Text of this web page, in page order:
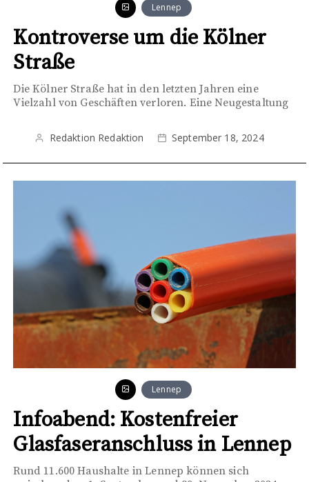
Lennep
Kontroverse um die Kölner
Straße
Die Kölner Straße hat in den letzten Jahren eine
Vielzahl von Geschäften verloren. Eine Neugestaltung
Redaktion Redaktion September 18, 2024
Lennep
Infoabend: Kostenfreier
Glasfaseranschluss in Lennep
Rund 11.600 Haushalte in Lennep können sich